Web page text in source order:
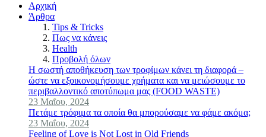
Αρχική
Άρθρα
Tips & Tricks
Πως να κάνεις
Health
Προβολή όλων
Η σωστή αποθήκευση των τροφίμων κάνει τη διαφορά –
ώστε να εξοικονομήσουμε χρήματα και να μειώσουμε το
περιβαλλοντικό αποτύπωμα μας (FOOD WASTE)
23 Μαΐου, 2024
Πετάμε τρόφιμα τα οποία θα μπορούσαμε να φάμε ακόμα;
23 Μαΐου, 2024
Feeling of Love is Not Lost in Old Friends